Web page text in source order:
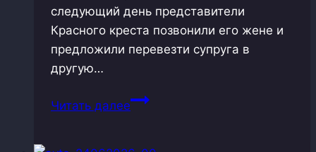
следующий день представители
Красного креста позвонили его жене и
предложили перевезти супруга в
другую…
Читать далееОтдых